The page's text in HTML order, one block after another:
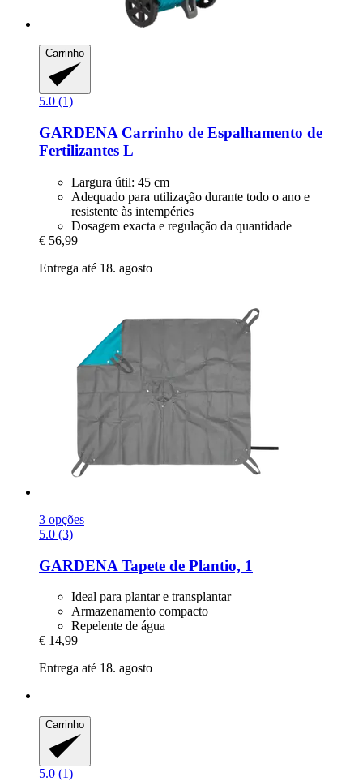
Carrinho
5.0 (1)
GARDENA Carrinho de Espalhamento de
Fertilizantes L
Largura útil: 45 cm
Adequado para utilização durante todo o ano e
resistente às intempéries
Dosagem exacta e regulação da quantidade
€ 56,99
Entrega até 18. agosto
3 opções
5.0 (3)
GARDENA Tapete de Plantio, 1
Ideal para plantar e transplantar
Armazenamento compacto
Repelente de água
€ 14,99
Entrega até 18. agosto
Carrinho
5.0 (1)